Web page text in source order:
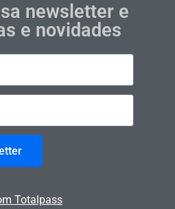
newsletter e
e novidades
Totalpass